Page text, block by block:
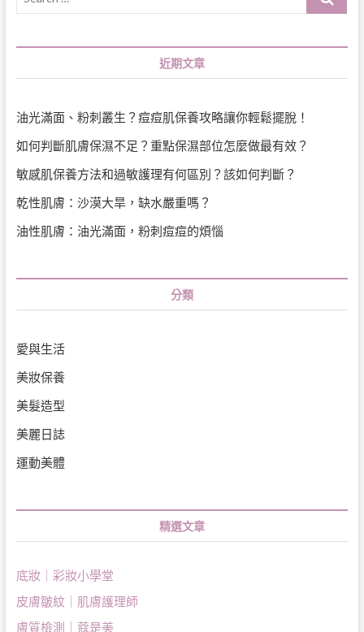
近期文章
油光滿面、粉刺叢生？痘痘肌保養攻略讓你輕鬆擺脫！
如何判斷肌膚保濕不足？重點保濕部位怎麼做最有效？
敏感肌保養方法和過敏護理有何區別？該如何判斷？
乾性肌膚：沙漠大旱，缺水嚴重嗎？
油性肌膚：油光滿面，粉刺痘痘的煩惱
分類
愛與生活
美妝保養
美髮造型
美麗日誌
運動美體
精選文章
底妝｜彩妝小學堂
皮膚皺紋｜肌膚護理師
膚質檢測｜蔻是美